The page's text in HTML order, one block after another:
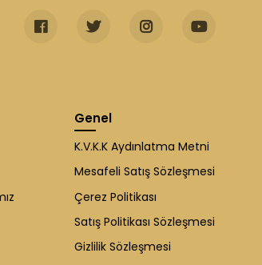
Genel
K.V.K.K Aydınlatma Metni
Mesafeli Satış Sözleşmesi
Çerez Politikası
Satış Politikası Sözleşmesi
Gizlilik Sözleşmesi